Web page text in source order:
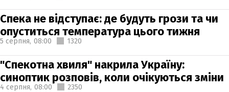
Спека не відступає: де будуть грози та чи
опуститься температура цього тижня
5 серпня, 08:00 1320
"Спекотна хвиля" накрила Україну:
синоптик розповів, коли очікуються зміни
4 серпня, 08:00 2350